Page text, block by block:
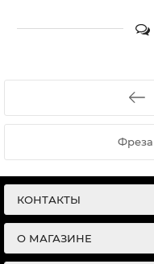
Фреза
КОНТАКТЫ
О МАГАЗИНЕ